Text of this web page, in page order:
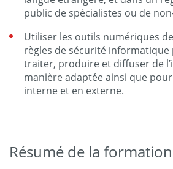
public de spécialistes ou de
Utiliser les outils numériques
règles de sécurité
traiter, produire et diffuser de
manière adaptée ainsi que
interne et en externe.
Résumé de la formation